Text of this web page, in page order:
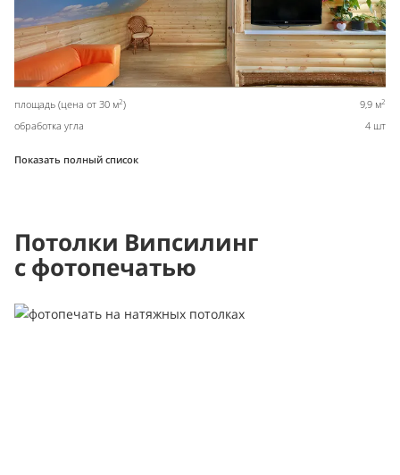
площадь (цена от 30 м2) 9,9 м2
обработка угла 4 шт
Показать полный список
Потолки Випсилинг
с фотопечатью